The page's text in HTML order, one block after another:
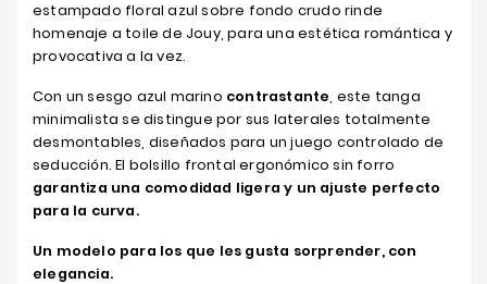
estampado floral azul sobre fondo crudo rinde
homenaje a toile de Jouy, para una estética romántica y
provocativa a la vez.
Con un sesgo azul marino contrastante , este tanga
minimalista se distingue por sus laterales totalmente
desmontables, diseñados para un juego controlado de
seducción. El bolsillo frontal ergonómico sin forro
garantiza una comodidad ligera y un ajuste perfecto
para la curva.
Un modelo para los que les gusta sorprender, con
elegancia.